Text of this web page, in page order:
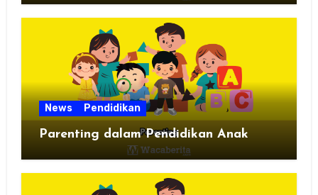
News Pendidikan
Parenting dalam Pendidikan Anak